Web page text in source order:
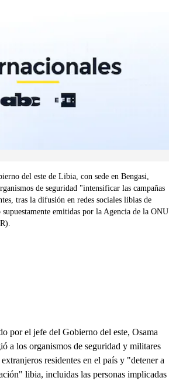
del este de Libia, con sede en Bengasi,
de seguridad "intensificar las campañas
tras la difusión en redes sociales libias de
supuestamente emitidas por la Agencia de la ONU
por el jefe del Gobierno del este, Osama
a los organismos de seguridad y militares
residentes en el país y "detener a
libia, incluidas las personas implicadas